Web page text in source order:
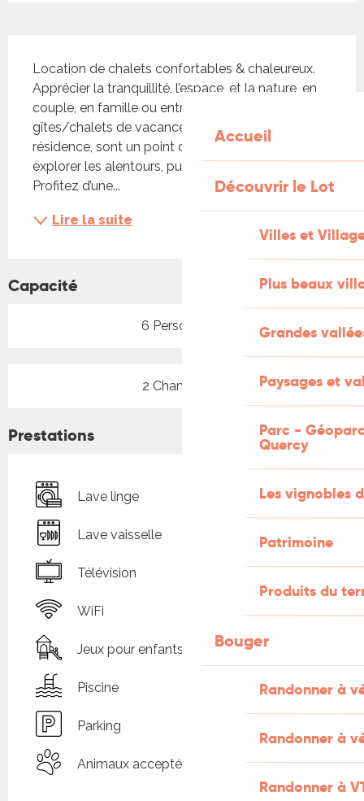
Accueil
Découvrir le Lot
Villes et
Plus beaux
Grandes
Paysages et
Parc -
Quercy
Les vignobles
Patrimoine
Produits du
Bouger
Randonner à
Randonner à
Randonner à
Location de chalets confortables & chaleureux.
Apprécier la tranquillité, l’espace, et la nature, en
couple, en famille ou entre amis. Nos
gîtes/chalets de vacances, installer sur une belle
résidence, sont un point de départ idéal pour
explorer les alentours, pures et authentiques.
Profitez d’une...
Lire la suite
Capacité
6 Personne(s)
2 Chambre(s)
Prestations
Lave linge
Lave vaisselle
Télévision
WiFi
Jeux pour enfants / Espace jeux
Piscine
Parking
Animaux acceptés